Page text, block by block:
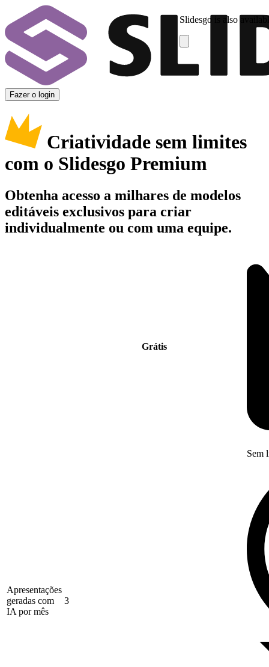
Slidesgo is also
Fazer o login
Criatividade sem limites
com o Slidesgo Premium
Obtenha acesso a milhares de modelos
editáveis exclusivos para criar
individualmente ou com uma equipe.
Grátis
Apresentações
geradas com
IA por mês
3
Sem